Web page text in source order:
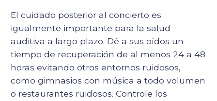
El cuidado posterior al concierto es
igualmente importante para la salud
auditiva a largo plazo. Dé a sus oídos un
tiempo de recuperación de al menos 24 a 48
horas evitando otros entornos ruidosos,
como gimnasios con música a todo volumen
o restaurantes ruidosos. Controle los